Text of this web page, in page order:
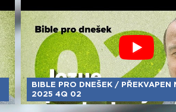
BIBLE PRO DNEŠEK / PŘEKVAPEN
2025 4Q 02